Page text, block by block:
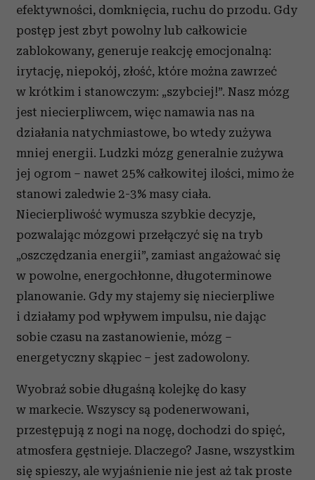
efektywności, domknięcia, ruchu do przodu. Gdy
postęp jest zbyt powolny lub całkowicie
zablokowany, generuje reakcję emocjonalną:
irytację, niepokój, złość, które można zawrzeć
w krótkim i stanowczym: „szybciej!”. Nasz mózg
jest niecierpliwcem, więc namawia nas na
działania natychmiastowe, bo wtedy zużywa
mniej energii. Ludzki mózg generalnie zużywa
jej ogrom – nawet 25% całkowitej ilości, mimo że
stanowi zaledwie 2-3% masy ciała.
Niecierpliwość wymusza szybkie decyzje,
pozwalając mózgowi przełączyć się na tryb
„oszczędzania energii”, zamiast angażować się
w powolne, energochłonne, długoterminowe
planowanie. Gdy my stajemy się niecierpliwe
i działamy pod wpływem impulsu, nie dając
sobie czasu na zastanowienie, mózg –
energetyczny skąpiec – jest zadowolony.
Wyobraź sobie długaśną kolejkę do kasy
w markecie. Wszyscy są podenerwowani,
przestępują z nogi na nogę, dochodzi do spięć,
atmosfera gęstnieje. Dlaczego? Jasne, wszystkim
się spieszy, ale wyjaśnienie nie jest aż tak proste